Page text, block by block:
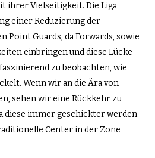
ihrer Vielseitigkeit. Die Liga
einer Reduzierung der
Point Guards, da Forwards, sowie
einbringen und diese Lücke
zu beobachten, wie
Wenn wir an die Ära von
sehen wir eine Rückkehr zu
diese immer geschickter werden
Center in der Zone